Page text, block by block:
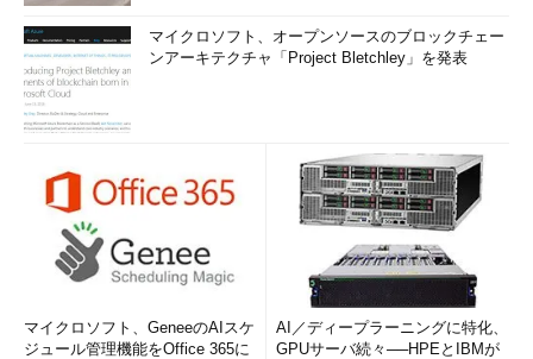
マイクロソフト、オープンソースのブロックチェー
ンアーキテクチャ「Project Bletchley」を発表
マイクロソフト、GeneeのAIスケ
ジュール管理機能をOffice 365に
AI／ディープラーニングに特化、
GPUサーバ続々──HPEとIBMが